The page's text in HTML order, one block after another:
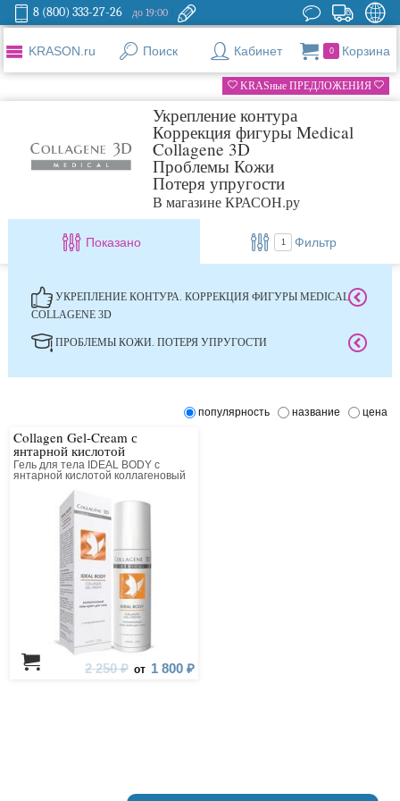
8 (800) 333-27-26 до 19:00
KRASON.ru Поиск Кабинет 0 Корзина
KRASные ПРЕДЛОЖЕНИЯ
Укрепление контура
Коррекция фигуры Medical
Collagene 3D
Проблемы Кожи
Потеря упругости
В магазине КРАСОН.ру
Показано 1 Фильтр
УКРЕПЛЕНИЕ КОНТУРА. КОРРЕКЦИЯ ФИГУРЫ MEDICAL
COLLAGENE 3D
ПРОБЛЕМЫ КОЖИ. ПОТЕРЯ УПРУГОСТИ
популярность название цена
Collagen Gel-Cream с
янтарной кислотой
Гель для тела IDEAL BODY с
янтарной кислотой коллагеновый
2 250 ₽ от 1 800 ₽